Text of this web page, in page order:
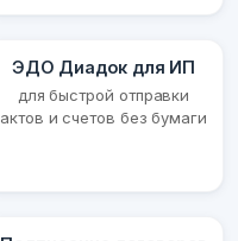
ЭДО Диадок для ИП
для быстрой отправки
актов и счетов без бумаги